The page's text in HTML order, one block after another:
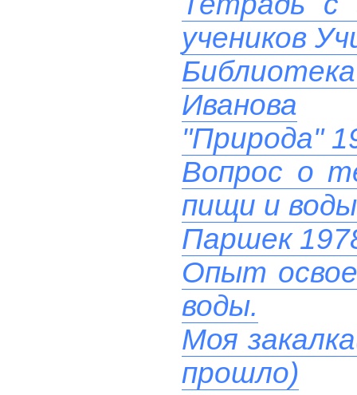
учеников
Иванова
"Природа"
Вопрос о
пищи и воды
Паршек
Опыт
воды.
Моя
прошло)